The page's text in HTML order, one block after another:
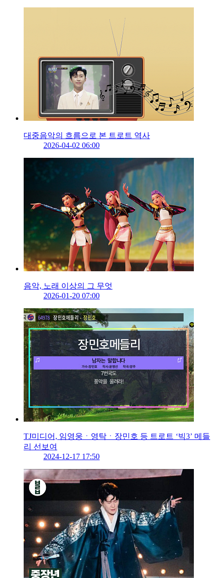
대중음악의 흐름으로 본 트로트 역사
2026-04-02 06:00
음악, 노래 이상의 그 무엇
2026-01-20 07:00
TJ미디어, 임영웅ㆍ영탁ㆍ장민호 등 트로트 ‘빅3’ 메들
리 선보여
2024-12-17 17:50